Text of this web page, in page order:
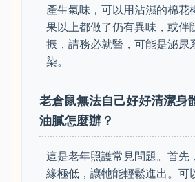
產生氣味，可以用沾濕的棉花
果以上都做了仍有異味，或伴
振，請務必就醫，可能是泌尿
染。
老倉鼠無法自己好好清潔身
油膩怎麼辦？
這是老年照護常見問題。首先
緣極低，讓牠能輕鬆進出。可